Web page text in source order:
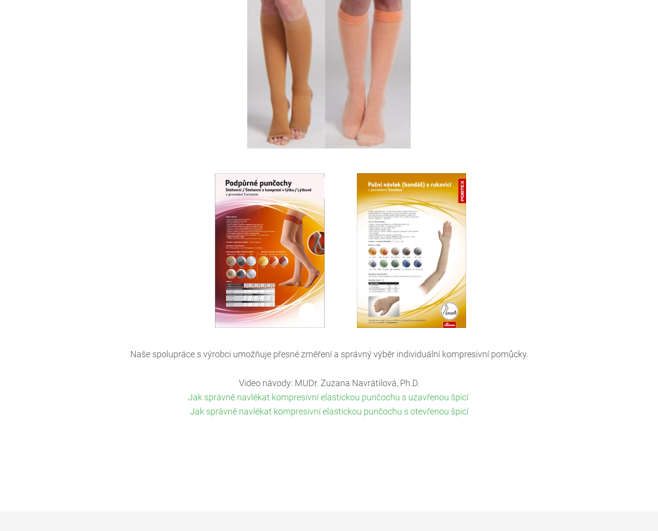
Naše spolupráce s výrobci umožňuje přesné změření a správný výběr individuální kompresivní pomůcky.
Video návody: MUDr. Zuzana Navrátilová, Ph.D.
Jak správně navlékat kompresivní elastickou punčochu s uzavřenou špicí
Jak správně navlékat kompresivní elastickou punčochu s otevřenou špicí